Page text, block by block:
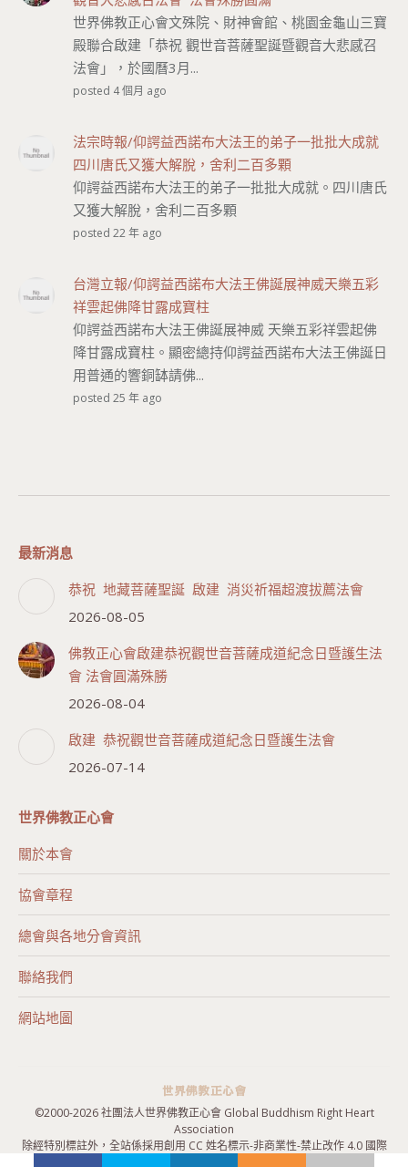
世界佛教正心會文殊院、財神會館、桃園金龜山三寶
殿聯合啟建「恭祝 觀世音菩薩聖誕暨觀音大悲感召
法會」，於國曆3月...
posted 4 個月 ago
法宗時報/仰諤益西諾布大法王的弟子一批批大成就
四川唐氏又獲大解脫，舍利二百多顆
仰諤益西諾布大法王的弟子一批批大成就。四川唐氏
又獲大解脫，舍利二百多顆
posted 22 年 ago
台灣立報/仰諤益西諾布大法王佛誕展神威天樂五彩
祥雲起佛降甘露成寶柱
仰諤益西諾布大法王佛誕展神威 天樂五彩祥雲起佛
降甘露成寶柱。顯密總持仰諤益西諾布大法王佛誕日
用普通的響銅缽請佛...
posted 25 年 ago
最新消息
恭祝 地藏菩薩聖誕 啟建 消災祈福超渡拔薦法會
2026-08-05
佛教正心會啟建恭祝觀世音菩薩成道紀念日暨護生法
會 法會圓滿殊勝
2026-08-04
啟建 恭祝觀世音菩薩成道紀念日暨護生法會
2026-07-14
世界佛教正心會
關於本會
協會章程
總會與各地分會資訊
聯絡我們
網站地圖
©2000-2026 社團法人世界佛教正心會 Global Buddhism Right Heart
Association
除經特別標註外，全站係採用創用 CC 姓名標示-非商業性-禁止改作 4.0 國際